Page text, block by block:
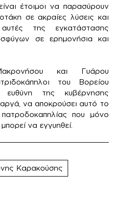
έτοιμοι να παρασύρουν
σε ακραίες λύσεις και
της εγκατάστασης
σε ερημονήσια και
και Γυάρου
του Βορείου
ευθύνη της κυβέρνησης
να αποκρούσει αυτό το
πατροδοκαπηλίας που μόνο
να εγγυηθεί.
Καρακούσης